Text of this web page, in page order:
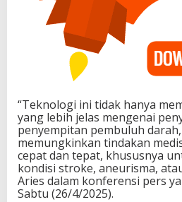
“Teknologi ini tidak hanya
yang lebih jelas mengenai
penyempitan pembuluh
memungkinkan tindakan
cepat dan tepat, khususnya
kondisi stroke, aneurisma,
Aries dalam konferensi pers
Sabtu (26/4/2025).